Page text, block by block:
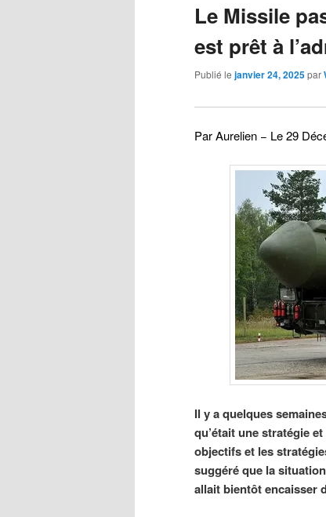
Le Missile
est prêt à
Publié le janvier 24, 2025par
Par Aurelien − Le 29 D
Il y a quelques
qu’était une stratégie
objectifs et les
suggéré que la
allait bientôt encaisser